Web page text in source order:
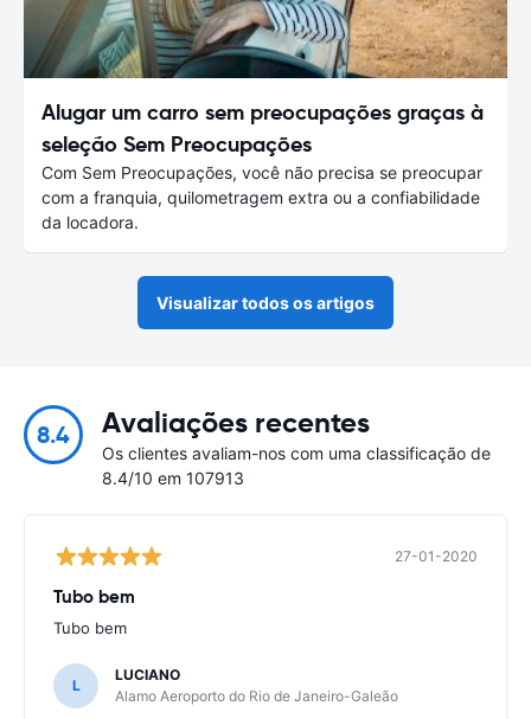
Alugar um carro sem preocupações graças à
seleção Sem Preocupações
Com Sem Preocupações, você não precisa se preocupar
com a franquia, quilometragem extra ou a confiabilidade
da locadora.
Visualizar todos os artigos
8.4 Avaliações recentes
Os clientes avaliam-nos com uma classificação de
8.4/10 em 107913
27-01-2020
Tubo bem
Tubo bem
L
LUCIANO
Alamo Aeroporto do Rio de Janeiro-Galeão